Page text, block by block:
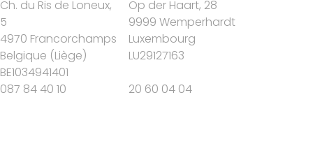
Ch. du Ris de Loneux,
5
4970 Francorchamps
Belgique (Liège)
BE1034941401
087 84 40 10
Op der Haart, 28
9999 Wemperhardt
Luxembourg
LU29127163
20 60 04 04